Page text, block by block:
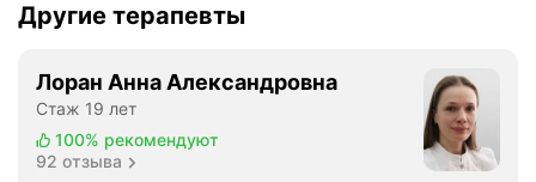
Другие терапевты
Лоран Анна Александровна
Стаж 19 лет
100% рекомендуют
92 отзыва